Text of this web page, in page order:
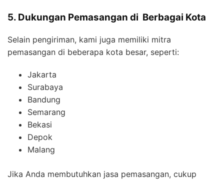
5. Dukungan Pemasangan di Berbagai Kota
Selain pengiriman, kami juga memiliki mitra
pemasangan di beberapa kota besar, seperti:
Jakarta
Surabaya
Bandung
Semarang
Bekasi
Depok
Malang
Jika Anda membutuhkan jasa pemasangan, cukup